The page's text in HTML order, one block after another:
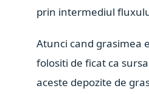
prin intermediul
Atunci cand grasimea
folositi de ficat ca
aceste depozite de